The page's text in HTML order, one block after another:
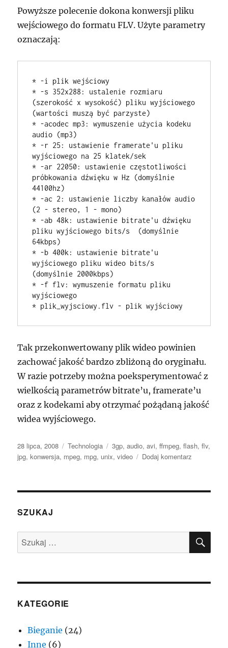
Powyższe polecenie dokona konwersji pliku
wejściowego do formatu FLV. Użyte parametry
oznaczają:
* -i plik wejściowy
* -s 352x288: ustalenie rozmiaru
(szerokość x wysokość) pliku wyjściowego
(wartości muszą być parzyste)
* -acodec mp3: wymuszenie użycia kodeku
audio (mp3)
* -r 25: ustawienie framerate'u pliku
wyjściowego na 25 klatek/sek
* -ar 22050: ustawienie częstotliwości
próbkowania dźwięku w Hz (domyślnie
44100hz)
* -ac 2: ustawienie liczby kanałów audio
(2 - stereo, 1 - mono)
* -ab 48k: ustawienie bitrate'u dźwięku
pliku wyjściowego bits/s  (domyślnie
64kbps)
* -b 400k: ustawienie bitrate'u
wyjściowego pliku wideo bits/s
(domyślnie 2000kbps)
* -f flv: wymuszenie formatu pliku
wyjściowego
Tak przekonwertowany plik wideo powinien
zachować jakość bardzo zbliżoną do oryginału.
W razie potrzeby można poeksperymentować z
wielkością parametrów bitrate’u, framerate’u
oraz z kodekami aby otrzymać pożądaną jakość
widea wyjściowego.
Data
publikacji
28 lipca, 2008 Kategorie
Technologia Tagi
3gp,audio,avi,ffmpeg,flash,flv,
jpg,konwersja, mpeg, mpg, unix,video Dodaj komentarz
wideo
–
ffmpeg
SZUKAJ
Szukaj:
KATEGORIE
Bieganie (24)
Inne (6)